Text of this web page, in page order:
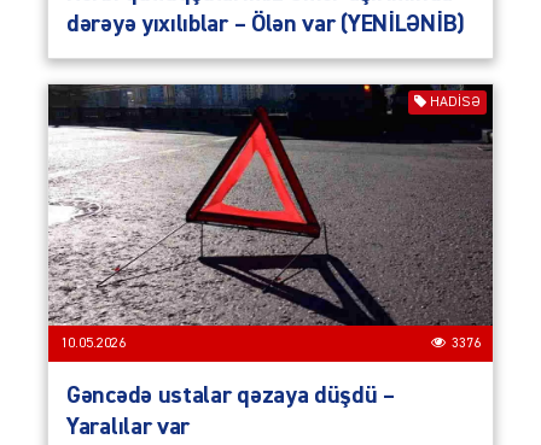
dərəyə yıxılıblar – Ölən var (YENİLƏNİB)
HADISƏ
10.05.2026 3376
Gəncədə ustalar qəzaya düşdü –
Yaralılar var